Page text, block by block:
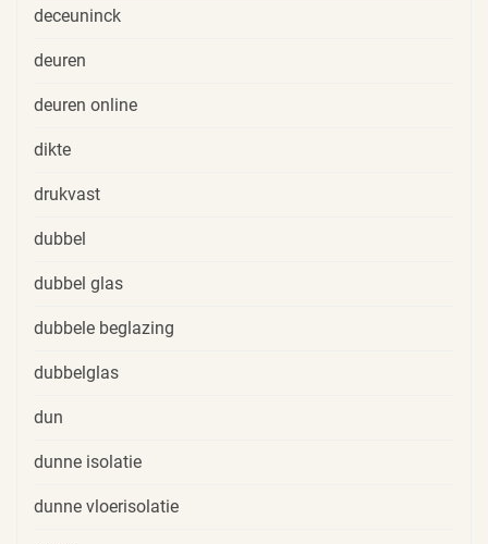
deceuninck
deuren
deuren online
dikte
drukvast
dubbel
dubbel glas
dubbele beglazing
dubbelglas
dun
dunne isolatie
dunne vloerisolatie